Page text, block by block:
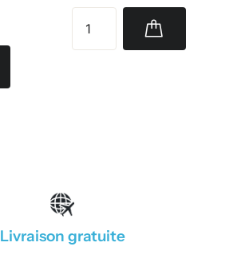
Livraison gratuite